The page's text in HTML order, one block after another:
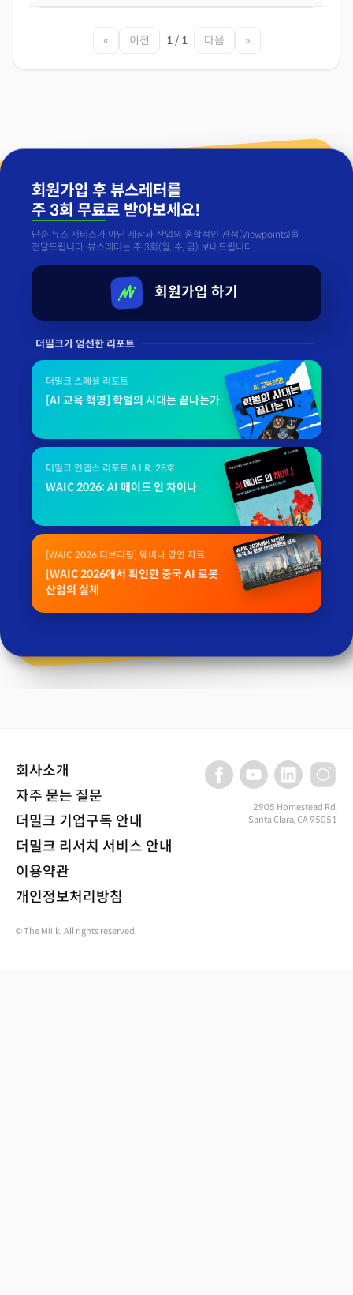
« 이전 1 / 1 다음 »
회원가입 후 뷰스레터를
주 3회 무료로 받아보세요!
단순 뉴스 서비스가 아닌 세상과 산업의 종합적인 관점(Viewpoints)을
전달드립니다. 뷰스레터는 주 3회(월, 수, 금) 보내드립니다.
회원가입 하기
더밀크가 엄선한 리포트
더밀크 스페셜 리포트
[AI 교육 혁명] 학벌의 시대는 끝나는가
더밀크 인뎁스 리포트 A.I.R. 28호
WAIC 2026: AI 메이드 인 차이나
[WAIC 2026 디브리핑] 웨비나 강연 자료
[WAIC 2026에서 확인한 중국 AI 로봇
산업의 실체
회사소개
자주 묻는 질문
더밀크 기업구독 안내
더밀크 리서치 서비스 안내
이용약관
개인정보처리방침
2905 Homestead Rd,
Santa Clara, CA 95051
© The Miilk. All rights reserved.